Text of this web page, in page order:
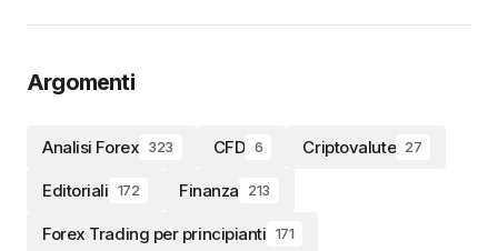
Argomenti
Analisi Forex 323 CFD 6 Criptovalute 27
Editoriali 172 Finanza 213
Forex Trading per principianti 171